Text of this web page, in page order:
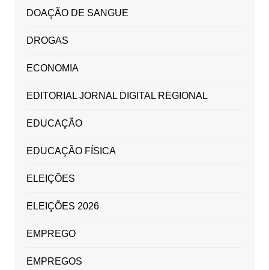
DOAÇÃO DE SANGUE
DROGAS
ECONOMIA
EDITORIAL JORNAL DIGITAL REGIONAL
EDUCAÇÃO
EDUCAÇÃO FÍSICA
ELEIÇÕES
ELEIÇÕES 2026
EMPREGO
EMPREGOS